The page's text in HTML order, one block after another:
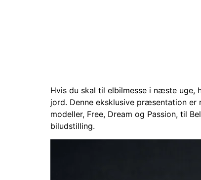
Hvis du skal til elbilmesse i næste
jord. Denne eksklusive præsentation
modeller, Free, Dream og Passion, til
biludstilling.